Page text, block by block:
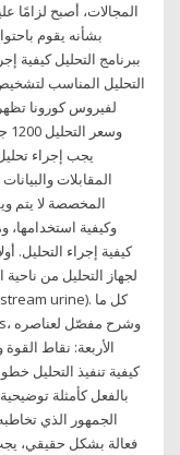
المجالات، أصبح لزامًا
بشأنه يقوم
ببرنامج التحليل كيفية
يجب إجراء
المقابلات
المخصصة لا يتم
وكيفية استخدامها،
كيفية إجراء التحليل.
لجهاز التحليل من
الأربعة: نقاط
كيفية تنفيذ التحليل
بالفعل كأمثلة
الجمهور الذي
فعالة بشكل حقيقي،